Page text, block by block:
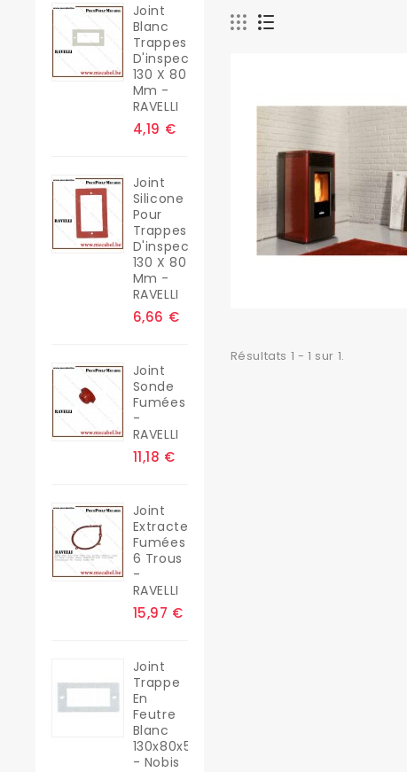
Joint
Blanc
Trappes
D'inspection
130 X 80
Mm -
RAVELLI
4,19 €
Joint
Silicone
Pour
Trappes
D'inspection
130 X 80
Mm -
RAVELLI
6,66 €
Joint
Sonde
Fumées
-
RAVELLI
11,18 €
Joint
Extracteur
Fumées
6 Trous
-
RAVELLI
15,97 €
Joint
Trappe
En
Feutre
Blanc
130x80x5
- Nobis
Résultats 1 - 1 sur 1.